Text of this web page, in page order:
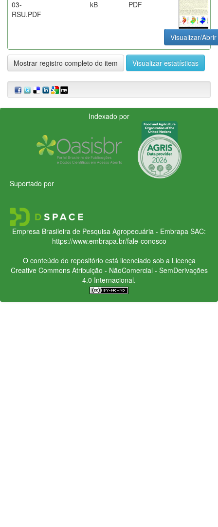
03-
RSU.PDF
kB
PDF
Visualizar/Abrir
Mostrar registro completo do item Visualizar estatísticas
Indexado por
Suportado por
Empresa Brasileira de Pesquisa Agropecuária - Embrapa SAC:
https://www.embrapa.br/fale-conosco
O conteúdo do repositório está licenciado sob a Licença
Creative CommonsAtribuição - NãoComercial - SemDerivações
4.0 Internacional.